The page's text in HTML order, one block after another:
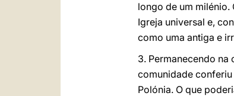
longo de um milénio.
Igreja universal e,
como uma antiga e
3. Permanecendo
comunidade
Polónia. O que